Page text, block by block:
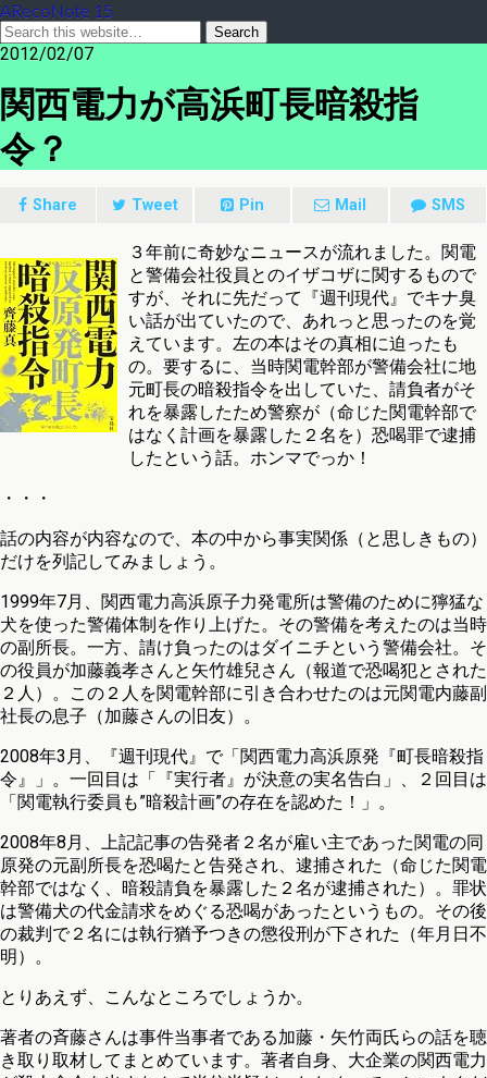
ARecoNote 15
2012/02/07
関西電力が高浜町長暗殺指
令？
Share Tweet Pin Mail SMS
３年前に奇妙なニュースが流れました。関電
と警備会社役員とのイザコザに関するもので
すが、それに先だって『週刊現代』でキナ臭
い話が出ていたので、あれっと思ったのを覚
えています。左の本はその真相に迫ったも
の。要するに、当時関電幹部が警備会社に地
元町長の暗殺指令を出していた、請負者がそ
れを暴露したため警察が（命じた関電幹部で
はなく計画を暴露した２名を）恐喝罪で逮捕
したという話。ホンマでっか！
・・・
話の内容が内容なので、本の中から事実関係（と思しきもの）
だけを列記してみましょう。
1999年7月、関西電力高浜原子力発電所は警備のために獰猛な
犬を使った警備体制を作り上げた。その警備を考えたのは当時
の副所長。一方、請け負ったのはダイニチという警備会社。そ
の役員が加藤義孝さんと矢竹雄兒さん（報道で恐喝犯とされた
２人）。この２人を関電幹部に引き合わせたのは元関電内藤副
社長の息子（加藤さんの旧友）。
2008年3月、『週刊現代』で「関西電力高浜原発『町長暗殺指
令』」。一回目は「『実行者』が決意の実名告白」、２回目は
「関電執行委員も”暗殺計画”の存在を認めた！」。
2008年8月、上記記事の告発者２名が雇い主であった関電の同
原発の元副所長を恐喝たと告発され、逮捕された（命じた関電
幹部ではなく、暗殺請負を暴露した２名が逮捕された）。罪状
は警備犬の代金請求をめぐる恐喝があったというもの。その後
の裁判で２名には執行猶予つきの懲役刑が下された（年月日不
明）。
とりあえず、こんなところでしょうか。
著者の斉藤さんは事件当事者である加藤・矢竹両氏らの話を聴
き取り取材してまとめています。著者自身、大企業の関西電力